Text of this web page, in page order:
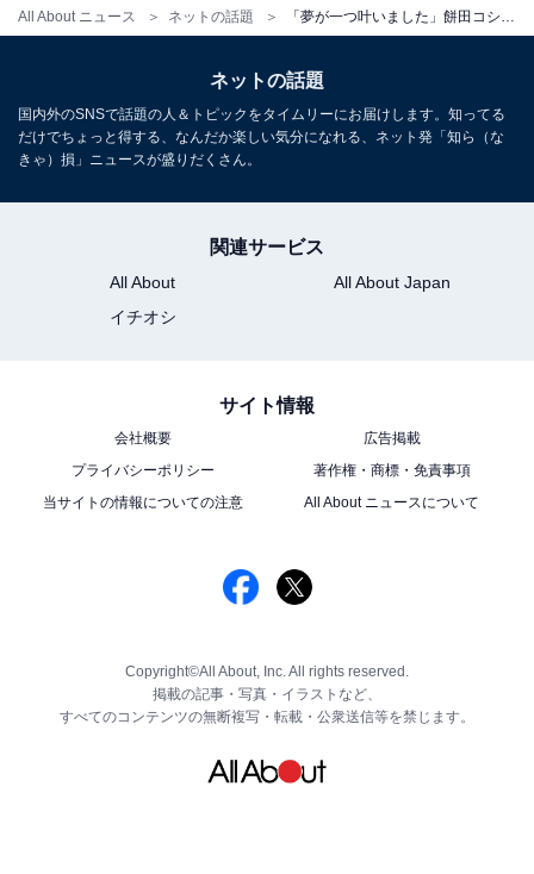
All About ニュース ネットの話題
ネットの話題
国内外のSNSで話題の人＆トピックをタイムリーにお届けします。知ってる
だけでちょっと得する、なんだか楽しい気分になれる、ネット発「知ら（な
きゃ）損」ニュースが盛りだくさん。
関連サービス
All About
All About Japan
イチオシ
サイト情報
会社概要
広告掲載
プライバシーポリシー
著作権・商標・免責事項
当サイトの情報についての注意
All About ニュースについて
Copyright©All About, Inc. All rights reserved.
掲載の記事・写真・イラストなど、
すべてのコンテンツの無断複写・転載・公衆送信等を禁じます。